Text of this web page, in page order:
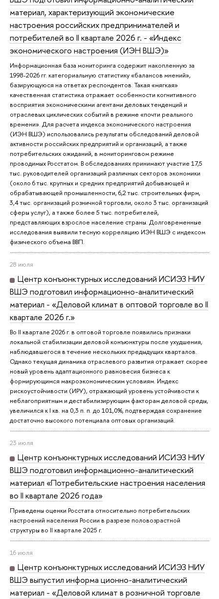
материал, характеризующий экономические
настроения российских предпринимателей и
потребителей во II квартале 2026 г. - «Индекс
экономического настроения (ИЭН ВШЭ)»
Информационная база мониторинга содержит накопленную за
1998-2026 гг. категориальную статистику «балансов мнений»,
базирующуюся на ответах респондентов. Такая «мягкая»
качественная статистика отражает особенности когнитивного
восприятия экономическими агентами деловых тенденций и
отраслевых циклических событий в режиме «почти реального
времени». Для расчета индекса экономического настроения
(ИЭН ВШЭ) использовались результаты обследований деловой
активности российских предприятий и организаций, а также
потребительских ожиданий, в мониторинговом режиме
проводимых Росстатом. В обследованиях принимают участие 17,5
тыс. руководителей организаций различных секторов экономики
(около 6 тыс. крупных и средних предприятий добывающей и
обрабатывающей промышленности, 6,2 тыс. строительных фирм,
3,4 тыс. организаций розничной торговли, около 3 тыс. организаций
сферы услуг), а также более 5 тыс. потребителей,
представляющих взрослое население страны. Долговременные
исследования выявили тесную корреляцию ИЭН ВШЭ с индексом
физического объема ВВП.
28 июля
Центр конъюнктурных исследований ИСИЭЗ НИУ
ВШЭ подготовил информационно-аналитический
материал - «Деловой климат в оптовой торговле во II
квартале 2026 г.»
Во II квартале 2026 г. в оптовой торговле появились признаки
локальной стабилизации деловой конъюнктуры после ухудшения,
наблюдавшегося в течение нескольких предыдущих кварталов.
Однако текущая динамика отраслевого развития отражает скорее
новый уровень адаптационного равновесия бизнеса к
формирующимся макроэкономическим условиям. Индекс
рискоустойчивости (ИРУ), отражающий уровень устойчивости к
неблагоприятным и дестабилизирующим факторам деловой среды,
увеличился к I кв. на 0,3 п. п. до 101,0%, подтверждая сохранение
достаточно высокого потенциала оптовых организаций.
23 июля
Центр конъюнктурных исследований ИСИЭЗ НИУ
ВШЭ подготовил информационно-аналитический
материал «Потребительские настроения населения
во II квартале 2026 года»
Приведены оценки Росстата относительно потребительских
настроений населения России в разрезе половозрастной
структуры во II квартале 2025 г.
16 июля
Центр конъюнктурных исследований ИСИЭЗ НИУ
ВШЭ выпустил информа ционно-аналитический
материал - «Деловой климат в розничной торговле